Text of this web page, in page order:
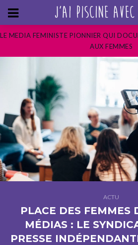
LE MEDIA FEMINISTE PIONNIER QUI
AUX FEMMES
ACTU
PLACE DES FEMMES
MÉDIAS : LE
PRESSE